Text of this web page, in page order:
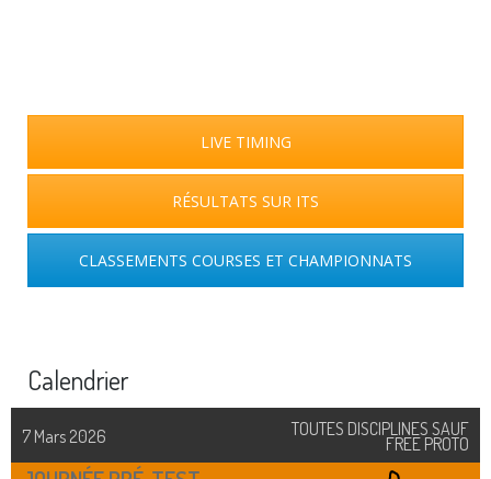
LIVE TIMING
RÉSULTATS SUR ITS
CLASSEMENTS COURSES ET CHAMPIONNATS
Calendrier
7 Mars 2026 TOUTES DISCIPLINES SAUF
FREE PROTO